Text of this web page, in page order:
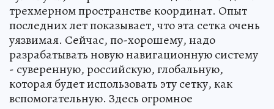
трехмерном пространстве координат. Опыт
последних лет показывает, что эта сетка очень
уязвимая. Сейчас, по-хорошему, надо
разрабатывать новую навигационную систему
- суверенную, российскую, глобальную,
которая будет использовать эту сетку, как
вспомогательную. Здесь огромное